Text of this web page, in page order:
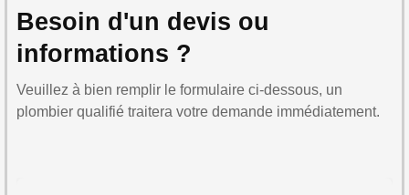
Besoin d'un devis ou
informations ?
Veuillez à bien remplir le formulaire ci-dessous, un
plombier qualifié traitera votre demande immédiatement.